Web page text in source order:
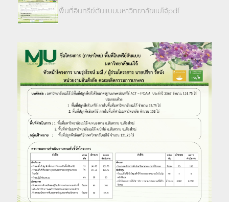
พื้นที่อินทรีย์ต้นแบบมหาวิทยาลัยแม่โจ้pdf